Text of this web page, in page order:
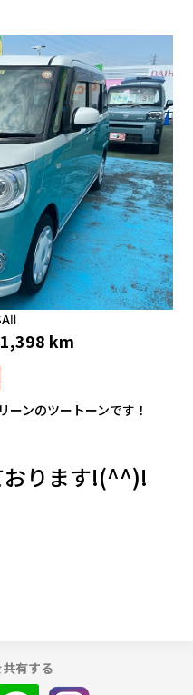
km
ンのツートーンです！
おります!(^^)!
有する